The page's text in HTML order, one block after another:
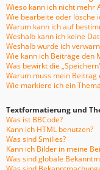
Wieso kann ich nicht mehr
Wie bearbeite oder lösche
Warum kann ich auf
Weshalb kann ich keine
Weshalb wurde ich
Wie kann ich Beiträge den
Was bewirkt die
Warum muss mein
Wie markiere ich ein
Textformatierung und
Was ist BBCode?
Kann ich HTML benutzen?
Was sind Smilies?
Kann ich Bilder in meine
Was sind globale